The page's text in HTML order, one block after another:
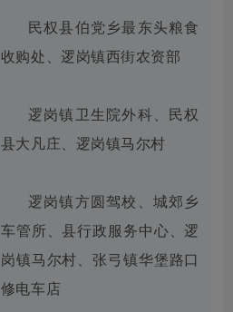
民权县伯党乡最东头粮食
收购处、逻岗镇西街农资部
逻岗镇卫生院外科、民权
县大凡庄、逻岗镇马尔村
逻岗镇方圆驾校、城郊乡
车管所、县行政服务中心、逻
岗镇马尔村、张弓镇华堡路口
修电车店